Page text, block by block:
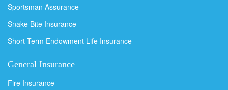
Sportsman Assurance
Snake Bite Insurance
Short Term Endowment Life Insurance
General Insurance
Fire Insurance